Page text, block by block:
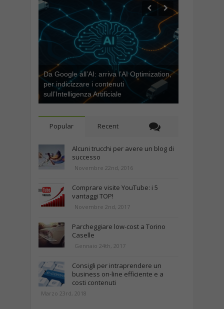
Da Google all’AI: arriva l’AI Optimization,
per indicizzare i contenuti
sull’Intelligenza Artificiale
Popular Recent
Alcuni trucchi per avere un blog di
successo
Novembre 22nd, 2016
Comprare visite YouTube: i 5
vantaggi TOP!
Novembre 2nd, 2017
Parcheggiare low-cost a Torino
Caselle
Gennaio 24th, 2017
Consigli per intraprendere un
business on-line efficiente e a
costi contenuti
Marzo 23rd, 2018